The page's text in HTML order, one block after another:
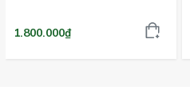
1.800.000₫